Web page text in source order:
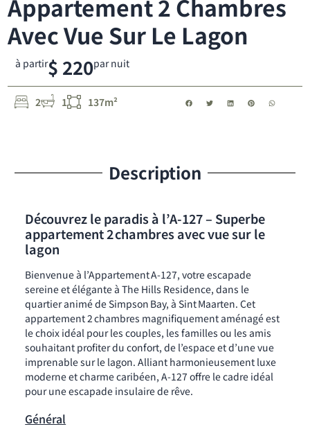
2 1 137m²
à partir$ 220par nuit
Appartement 2 Chambres
Avec Vue Sur Le Lagon
Description
Découvrez le paradis à l’A‑127 – Superbe
appartement 2 chambres avec vue sur le
lagon
Bienvenue à l’Appartement A‑127, votre escapade
sereine et élégante à The Hills Residence, dans le
quartier animé de Simpson Bay, à Sint Maarten. Cet
appartement 2 chambres magnifiquement aménagé est
le choix idéal pour les couples, les familles ou les amis
souhaitant profiter du confort, de l’espace et d’une vue
imprenable sur le lagon. Alliant harmonieusement luxe
moderne et charme caribéen, A‑127 offre le cadre idéal
pour une escapade insulaire de rêve.
Général